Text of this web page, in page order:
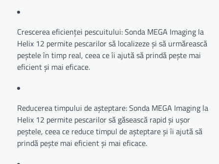
Crescerea eficienței pescuitului: Sonda MEGA Imaging la
Helix 12 permite pescarilor să localizeze și să urmărească
peștele în timp real, ceea ce îi ajută să prindă pește mai
eficient și mai eficace.
Reducerea timpului de așteptare: Sonda MEGA Imaging la
Helix 12 permite pescarilor să găsească rapid și ușor
peștele, ceea ce reduce timpul de așteptare și îi ajută să
prindă pește mai eficient și mai eficace.